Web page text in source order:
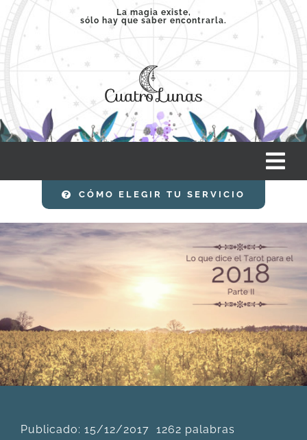
Saltar
contenido
La magia existe,
sólo hay que saber encontrarla.
INICIO
SERVICIOS
DESCARGAS
PRODUCTOS
ARTÍCULOS
CÓMO ELEGIR TU SERVICIO
Publicado: 15/12/2017 1262 palabras